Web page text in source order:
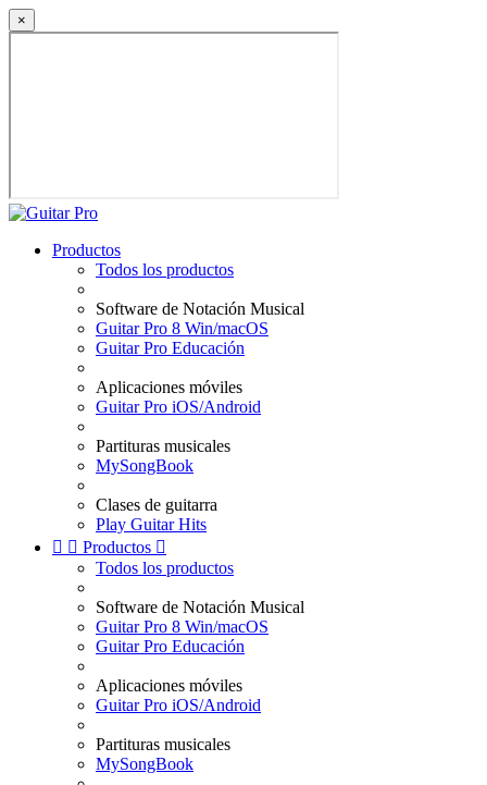
×
Productos
Todos los productos
Software de Notación Musical
Guitar Pro 8 Win/macOS
Guitar Pro Educación
Aplicaciones móviles
Guitar Pro iOS/Android
Partituras musicales
MySongBook
Clases de guitarra
Play Guitar Hits
  Productos 
Todos los productos
Software de Notación Musical
Guitar Pro 8 Win/macOS
Guitar Pro Educación
Aplicaciones móviles
Guitar Pro iOS/Android
Partituras musicales
MySongBook